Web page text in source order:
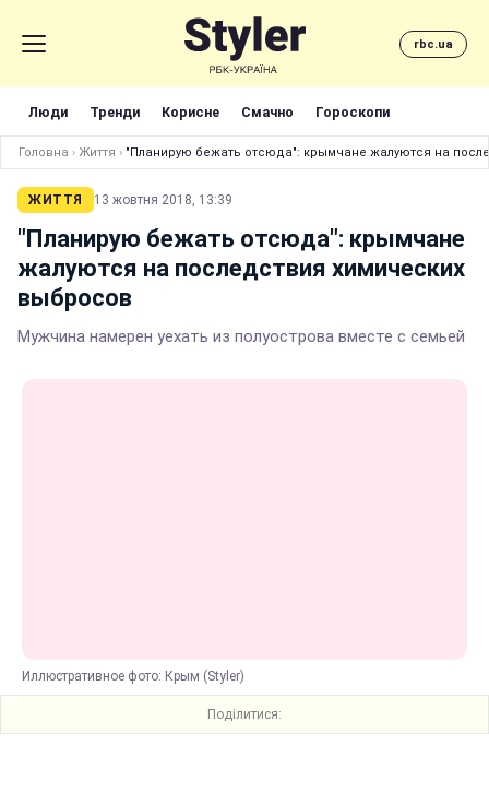
rbc.ua
Люди Тренди Корисне Смачно Гороскопи
Головна › Життя › "Планирую бежать отсюда": крымчане жалуются на
ЖИТТЯ 13 жовтня 2018, 13:39
"Планирую бежать отсюда": крымчане
жалуются на последствия химических
выбросов
Мужчина намерен уехать из полуострова вместе с семьей
Иллюстративное фото: Крым (Styler)
Поділитися: